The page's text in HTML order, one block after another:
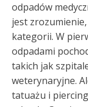
odpadów
jest
kategorii. W
odpadami
takich jak
weterynaryjne.
tatuażu i